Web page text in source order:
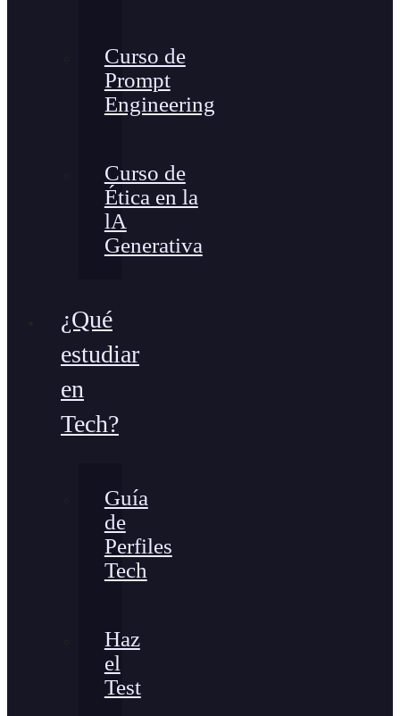
Curso de
Prompt
Engineering
Curso de
Ética en la
lA
Generativa
¿Qué
estudiar
en
Tech?
Guía
de
Perfiles
Tech
Haz
el
Test